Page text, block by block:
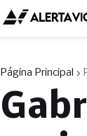
Página Principal